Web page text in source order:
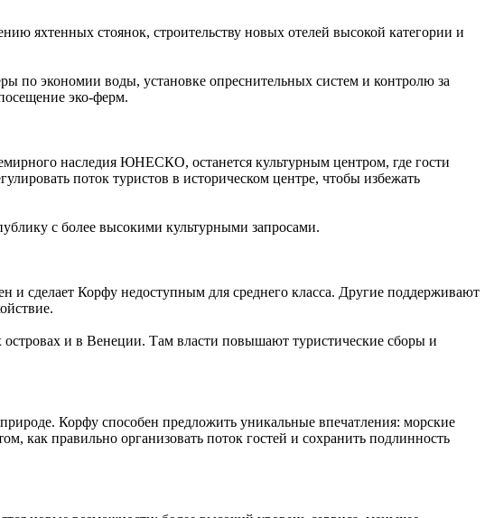
яхтенных стоянок, строительству новых отелей высокой категории и
по экономии воды, установке опреснительных систем и контролю за
эко-ферм.
наследия ЮНЕСКО, останется культурным центром, где гости
поток туристов в историческом центре, чтобы избежать
с более высокими культурными запросами.
и сделает Корфу недоступным для среднего класса. Другие поддерживают
и в Венеции. Там власти повышают туристические сборы и
Корфу способен предложить уникальные впечатления: морские
как правильно организовать поток гостей и сохранить подлинность